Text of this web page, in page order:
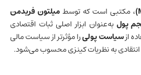
، مکتبی است که توسطمیلتون فریدمن
پول به‌عنوان ابزار اصلی ثبات اقتصادی
ازسیاست پولیرا مؤثرتر از سیاست مالی
به نظریات کینزی محسوب می‌شود.